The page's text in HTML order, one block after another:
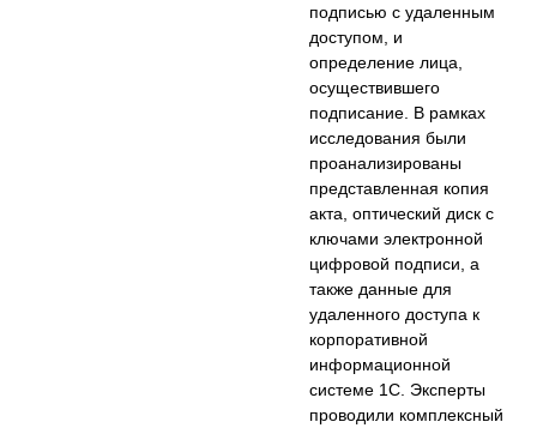
подписью с удаленным
доступом, и
определение лица,
осуществившего
подписание. В рамках
исследования были
проанализированы
представленная копия
акта, оптический диск с
ключами электронной
цифровой подписи, а
также данные для
удаленного доступа к
корпоративной
информационной
системе 1С. Эксперты
проводили комплексный